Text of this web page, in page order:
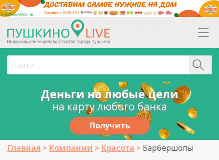
erid:2Vtzqw6Vsmm
Деньги на любые цели
на карту любого банка
Получить
Главная Компании Красота Барбершопы